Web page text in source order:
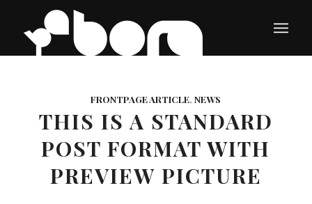
FRONTPAGE ARTICLE,NEWS
THIS IS A STANDARD
POST FORMAT WITH
PREVIEW PICTURE